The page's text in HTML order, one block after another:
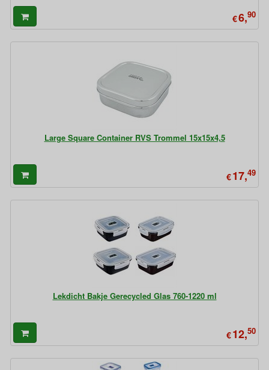
€6,90
Large Square Container RVS Trommel 15x15x4,5
€17,49
Lekdicht Bakje Gerecycled Glas 760-1220 ml
€12,50